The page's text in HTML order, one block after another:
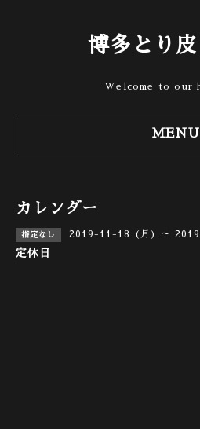
博多とり
Welcome to our
MENU
カレンダー
指定なし 2019-11-18 (月) ～
定休日